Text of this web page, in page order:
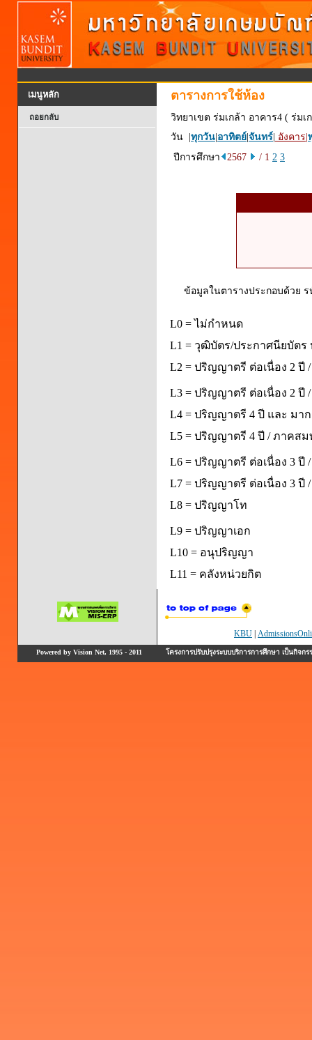
เมนูหลัก
ถอยกลับ
ตารางการใช้ห้อง
วิทยาเขต ร่มเกล้า อาคาร4 ( ร่มเ
วัน | ทุกวัน อาทิตย์ จันทร์ อังคาร
ปีการศึกษา
2567 / 1 2 3
ข้อมูลในตารางประกอบด้วย
L0 = ไม่กำหนด
L1 = วุฒิบัตร/ประกาศนียบัตร
L2 = ปริญญาตรี ต่อเนื่อง 2 ปี
L3 = ปริญญาตรี ต่อเนื่อง 2 ปี
L4 = ปริญญาตรี 4 ปี และ มา
L5 = ปริญญาตรี 4 ปี / ภาคส
L6 = ปริญญาตรี ต่อเนื่อง 3 ปี
L7 = ปริญญาตรี ต่อเนื่อง 3 ปี
L8 = ปริญญาโท
L9 = ปริญญาเอก
L10 = อนุปริญญา
L11 = คลังหน่วยกิต
KBU
Powered by Vision Net, 1995 - 2011 โครงการปรับปรุงระบบบริการการศึกษา เป็นกิ